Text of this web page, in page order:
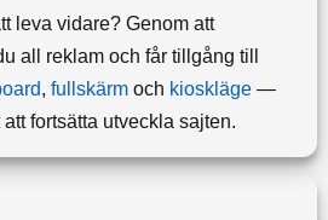
leva vidare? Genom att
all reklam och får tillgång till
, fullskärmoch kioskläge—
fortsätta utveckla sajten.